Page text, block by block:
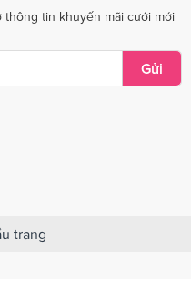
tin khuyến mãi cưới mới
Gửi
trang